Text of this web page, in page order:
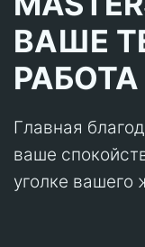
ВАШЕ
РАБОТА
Главная
ваше
уголке вашего